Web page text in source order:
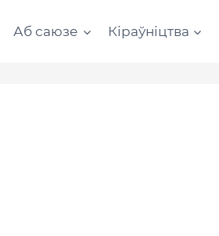
Аб саюзе Кіраўніцтва